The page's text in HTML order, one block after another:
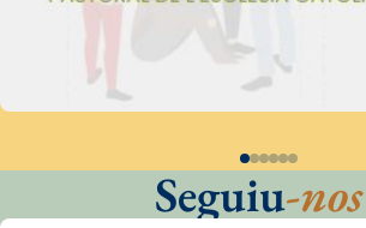
Seguiu-nos